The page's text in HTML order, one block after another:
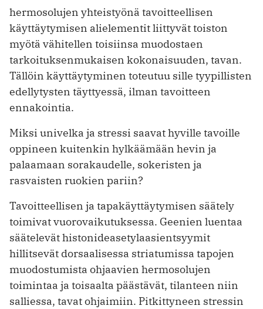
hermosolujen yhteistyönä tavoitteellisen
käyttäytymisen alielementit liittyvät toiston
myötä vähitellen toisiinsa muodostaen
tarkoituksenmukaisen kokonaisuuden, tavan.
Tällöin käyttäytyminen toteutuu sille tyypillisten
edellytysten täyttyessä, ilman tavoitteen
ennakointia.
Miksi univelka ja stressi saavat hyville tavoille
oppineen kuitenkin hylkäämään hevin ja
palaamaan sorakaudelle, sokeristen ja
rasvaisten ruokien pariin?
Tavoitteellisen ja tapakäyttäytymisen säätely
toimivat vuorovaikutuksessa. Geenien luentaa
säätelevät histonideasetylaasientsyymit
hillitsevät dorsaalisessa striatumissa tapojen
muodostumista ohjaavien hermosolujen
toimintaa ja toisaalta päästävät, tilanteen niin
salliessa, tavat ohjaimiin. Pitkittyneen stressin